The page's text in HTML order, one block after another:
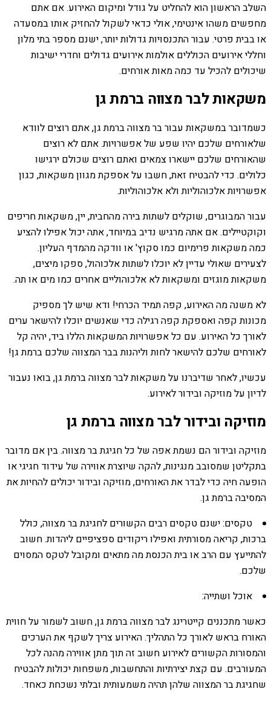
השלב הראשון הוא להחליט על גודל ומיקום האירוע. אם אתם
מחפשים משהו אינטימי, אולי כדאי לשקול להחזיק אותו במסעדה
או בבית פרטי. עבור התכנסויות גדולות יותר, ישנם מספר בתי מלון
וחללי אירועים הכוללים אולמות אירועים גדולים וחדרי ישיבות
שיכולים להכיל עד כמה מאות אורחים.
משקאות לבר מצווה ברמת גן
כשמדובר במשקאות עבור בר מצווה ברמת גן, אתם רוצים לוודא
שלאורחים שלכם יהיו שפע של אפשרויות. אתם לא רוצים
שהאורחים שלכם יישארו צמאים ואתם רוצים שכולם ירגישו
כלולים. כדי להבטיח זאת, חשבו על אספקת מגוון משקאות, כגון
אפשרויות אלכוהוליות ולא אלכוהוליות.
עבור המבוגרים, שוקלים לשתות בירה מהחבית, יין, משקאות חריפים
וקוקטיילים. אם אתה מרגיש נדיב במיוחד, אתה יכול אפילו להציע
כמה משקאות פרימיום כמו סקוץ' או וודקה מהמדף העליון.
לצעירים שאולי עדיין לא יוכלו לשתות אלכוהול, ספקו מיצים,
משקאות מוגזים ומשקאות לא אלכוהוליים אחרים כמו מים או תה.
לא משנה מה האירוע, קפה תמיד הכרחי! ודא שיש לך מספיק
מכונות קפה ואספקת קפה רגילה כדי שאנשים יוכלו להישאר ערים
לאורך כל האירוע. עם כל אפשרויות המשקאות הללו ביד, יהיה קל
לאורחים שלכם להישאר לחות וליהנות בבר המצווה שלכם ברמת גן!
עכשיו, לאחר שדיברנו על משקאות לבר מצווה ברמת גן, בואו נעבור
לדיון על מוזיקה ובידור לאירוע.
מוזיקה ובידור לבר מצווה ברמת גן
מוזיקה ובידור הם נשמת אפה של כל חגיגת בר מצווה. בין אם מדובר
בתקליטן שמסובב מנגינות, להקה שיוצרת אווירה של עידוד חגיגי או
הופעה חיה כדי לבדר את האורחים, מוזיקה ובידור יכולים להחיות את
המסיבה ברמת גן.
טקסים: ישנם טקסים רבים הקשורים לחגיגת בר מצווה, כולל
ברכות, קריאה מסורתית ואפילו ריקודים ספציפיים ליהדות. חשוב
להתייעץ עם הרב או בית הכנסת מה מתאים ומקובל לטקס המסוים
שלכם.
אוכל ושתייה:
כאשר מתכננים קייטרינג לבר מצווה ברמת גן, חשוב לשמור על חווית
האורח בראש לאורך כל התהליך. האירוע צריך לשקף את הערכים
והמסורות הקשורים לאירוע חשוב זה תוך מתן אווירה מהנה לכל
המעורבים. עם קצת יצירתיות והתחשבות, משפחות יכולות להבטיח
שחגיגת בר המצווה שלהן תהיה משמעותית ובלתי נשכחת כאחד.